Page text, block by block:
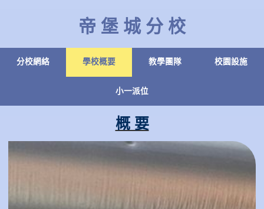
帝 堡 城 分 校
分校網絡 學校概要 教學團隊 校園設施
小一派位
概 要